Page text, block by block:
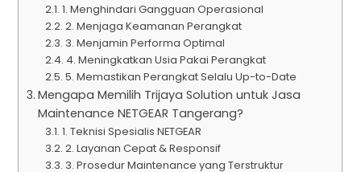
1. Menghindari Gangguan Operasional
2. Menjaga Keamanan Perangkat
3. Menjamin Performa Optimal
4. Meningkatkan Usia Pakai Perangkat
5. Memastikan Perangkat Selalu Up-to-Date
Mengapa Memilih Trijaya Solution untuk Jasa
Maintenance NETGEAR Tangerang?
1. Teknisi Spesialis NETGEAR
2. Layanan Cepat & Responsif
3. Prosedur Maintenance yang Terstruktur